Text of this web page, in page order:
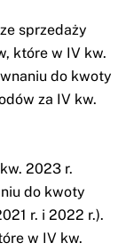
sprzedaży
które w IV kw.
do kwoty
za IV kw.
2023 r.
do kwoty
r. i 2022 r.).
w IV kw.